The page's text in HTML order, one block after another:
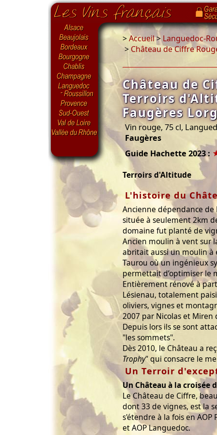
>Accueil>Languedoc-
> Château de Ciffre
Château de
Terroirs
Faugères
Vin rouge, 75 cl,
Faugères
Guide Hachette 2023 :
Terroirs d'Altitude
L'histoire du
Ancienne dépendance
située à seulement 2km
domaine fut planté de
Ancien moulin à vent sur
abritait aussi un moulin à
Taurou où un ingénieux
permettait d’optimiser le
Entièrement rénové à
Lésienau, totalement
oliviers, vignes et
2007 par Nicolas et Miren
Depuis lors ils se sont
"les sommets".
Dès 2010, le Château a
Trophy" qui consacre le
Un Terroir
Un Château à la croisée
Le Château de Ciffre,
dont 33 de vignes, est la
s'étendre à la fois en AOP
et AOP Languedoc.